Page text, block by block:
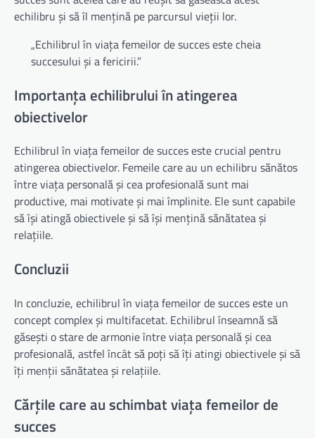
echilibru și să îl mențină pe parcursul vieții lor.
„Echilibrul în viața femeilor de succes este cheia
succesului și a fericirii.”
Importanța echilibrului în atingerea
obiectivelor
Echilibrul în viața femeilor de succes este crucial pentru
atingerea obiectivelor. Femeile care au un echilibru sănătos
între viața personală și cea profesională sunt mai
productive, mai motivate și mai împlinite. Ele sunt capabile
să își atingă obiectivele și să își mențină sănătatea și
relațiile.
Concluzii
In concluzie, echilibrul în viața femeilor de succes este un
concept complex și multifacetat. Echilibrul înseamnă să
găsești o stare de armonie între viața personală și cea
profesională, astfel încât să poți să îți atingi obiectivele și să
îți menții sănătatea și relațiile.
Cărțile care au schimbat viața femeilor de
succes